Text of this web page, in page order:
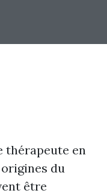
thérapeute en
du
être